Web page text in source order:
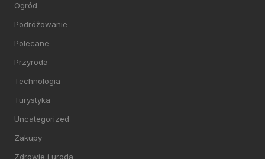
Ogród
Podróżowanie
Polecane
Przyroda
Technologia
Turystyka
Uncategorized
Zakupy
Zdrowie i uroda